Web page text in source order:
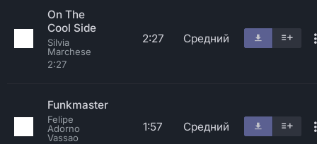
On The
Cool Side
Silvia
Marchese
2:27
2:27 Средний
Funkmaster
Felipe
Adorno
Vassao
1:57 Средний